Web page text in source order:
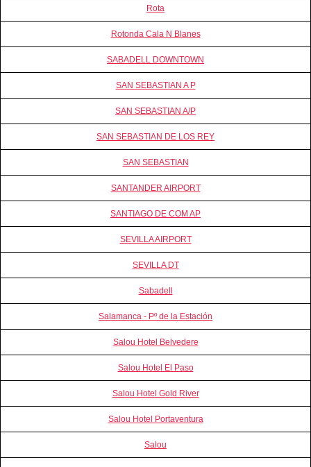
Rota
Rotonda Cala N Blanes
SABADELL DOWNTOWN
SAN SEBASTIAN A P
SAN SEBASTIAN A/P
SAN SEBASTIAN DE LOS REY
SAN SEBASTIAN
SANTANDER AIRPORT
SANTIAGO DE COM AP
SEVILLA AIRPORT
SEVILLA DT
Sabadell
Salamanca - Pº de la Estación
Salou Hotel Belvedere
Salou Hotel El Paso
Salou Hotel Gold River
Salou Hotel Portaventura
Salou